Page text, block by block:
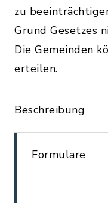
zu
Grund Gesetzes
Die Gemeinden
erteilen.
Beschreibung
Formulare